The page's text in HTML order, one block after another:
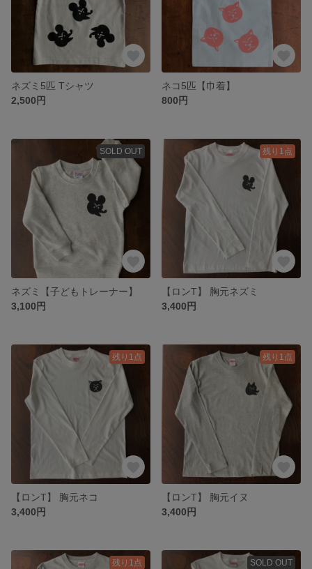
ネズミ5匹 Tシャツ
2,500円
ネコ5匹【巾着】
800円
SOLD OUT
ネズミ【子どもトレーナー】
3,100円
残り1点
【ロンT】 胸元ネズミ
3,400円
残り1点
【ロンT】 胸元ネコ
3,400円
残り1点
【ロンT】 胸元イヌ
3,400円
残り1点 SOLD OUT